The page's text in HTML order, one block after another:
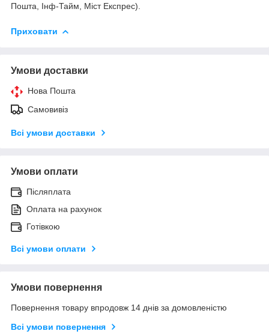
Пошта, Інф-Тайм, Міст Експрес).
Приховати
Умови доставки
Нова Пошта
Самовивіз
Всі умови доставки
Умови оплати
Післяплата
Оплата на рахунок
Готівкою
Всі умови оплати
Умови повернення
Повернення товару впродовж 14 днів за домовленістю
Всі умови повернення